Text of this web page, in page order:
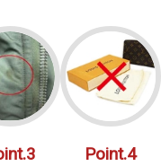
Point.4